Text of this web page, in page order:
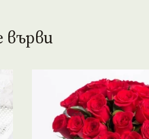
върви